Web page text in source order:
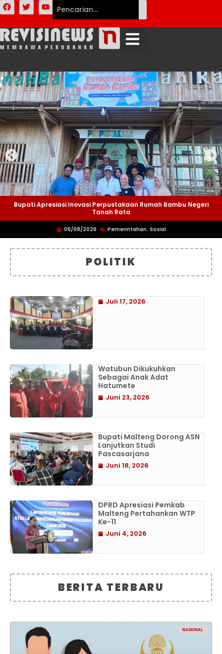
Bupati Apresiasi Inovasi Perpustakaan Rumah Bambu Negeri
Tanah Rata
06/08/2026 Pemerintahan, Sosial
POLITIK
Juli 17, 2026
Watubun Dikukuhkan
Sebagai Anak Adat
Hatumete
Juni 23, 2026
Bupati Malteng Dorong ASN
Lanjutkan Studi
Pascasarjana
Juni 18, 2026
DPRD Apresiasi Pemkab
Malteng Pertahankan WTP
Ke-11
Juni 4, 2026
BERITA TERBARU
NASIONAL